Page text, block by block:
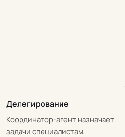
Делегирование
Координатор-агент назначает
задачи специалистам.